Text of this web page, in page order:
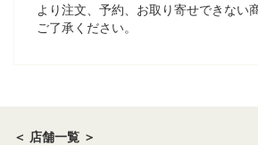
より注文、予約、お取り寄せできない
ご了承ください。
＜ 店舗一覧 ＞